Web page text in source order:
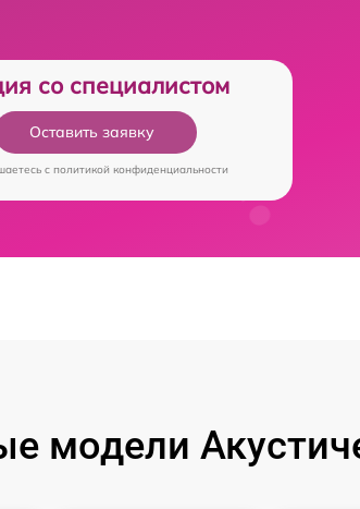
со специалистом
Оставить заявку
c политикой конфиденциальности
модели